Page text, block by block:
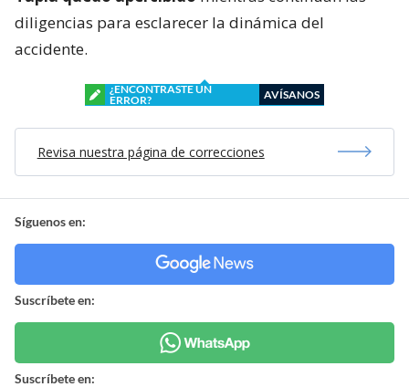
diligencias para esclarecer la dinámica del
accidente.
¿ENCONTRASTE UN
ERROR?
AVÍSANOS
Revisa nuestra página de correcciones
Síguenos en:
Suscríbete en:
Suscríbete en: